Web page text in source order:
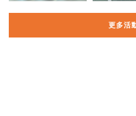
更多活